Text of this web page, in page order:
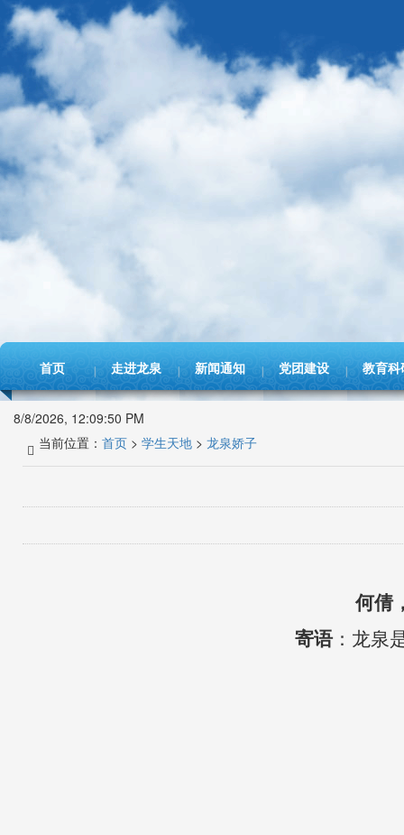
首页 走进龙泉 新闻通知 党团建设 教育科
8/8/2026, 12:09:50 PM
当前位置： 首页 > 学生天地 > 龙泉娇子
何倩
寄语： 龙泉